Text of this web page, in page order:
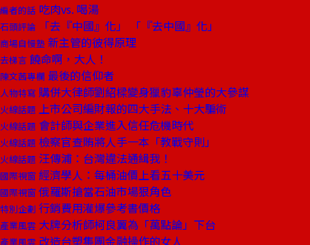
編者的話 吃肉vs. 喝湯
石頭評論 「去『中國』化」 「『去中國』化」
商場自慢塾 新主管的彼得原理
去梯言 饒命啊，大人！
陳文茜專欄 最後的信仰者
人物特寫 購併大律師劉紹樑變身獵豹辜仲瑩的大參謀
火線話題 上市公司編財報的四大手法、十大騙術
火線話題 會計師與企業進入信任危機時代
火線話題 檢察官查賄將人手一本「教戰守則」
火線話題 汪傳浦：台灣違法通緝我！
國際視窗 經濟學人：每桶油價上看五十美元
國際視窗 俄羅斯搶當石油市場狠角色
特別企劃 行銷費用灌爆參考書價格
產業風雲 大牌分析師柯良翼為「萬點論」下台
產業風雲 改造台塑集團金融操作的女人